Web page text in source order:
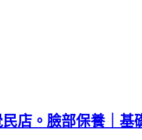
店。臉部保養｜基